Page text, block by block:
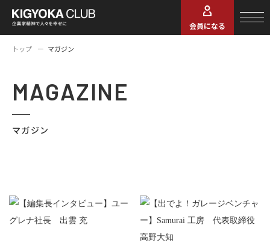
会員になる
トップ マガジン
MAGAZINE
マガジン